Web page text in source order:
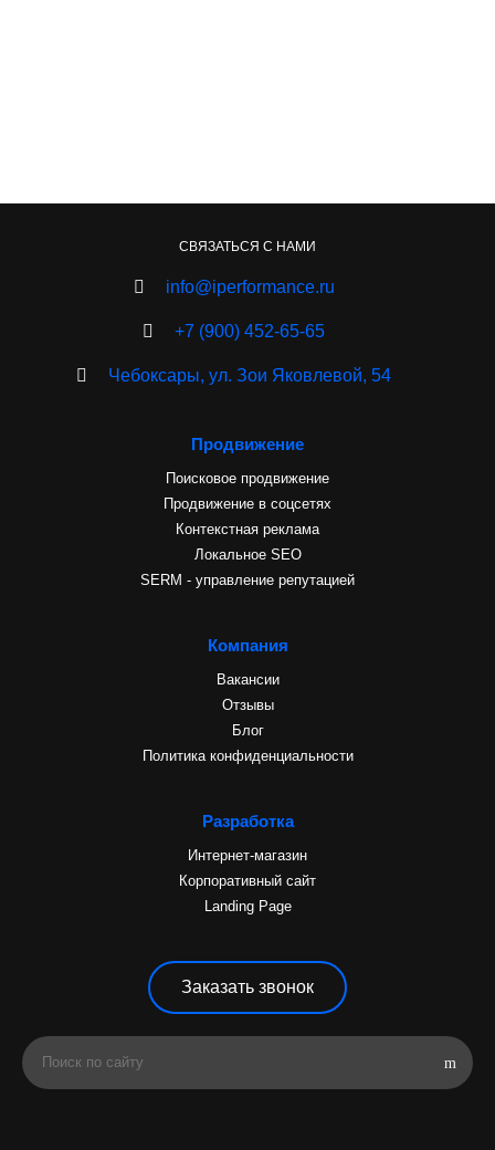
СВЯЗАТЬСЯ С НАМИ
info@iperformance.ru
+7 (900) 452-65-65
Чебоксары, ул. Зои Яковлевой, 54
Продвижение
Поисковое продвижение
Продвижение в соцсетях
Контекстная реклама
Локальное SEO
SERM - управление репутацией
Компания
Вакансии
Отзывы
Блог
Политика конфиденциальности
Разработка
Интернет-магазин
Корпоративный сайт
Landing Page
Заказать звонок